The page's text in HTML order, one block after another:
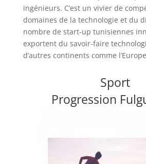
ingénieurs. C’est un vivier de
domaines de la technologie et du
nombre de start-up tunisiennes
exportent du savoir-faire
d’autres continents comme
Sport
Progression